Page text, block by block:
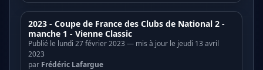
2023 - Coupe de France des Clubs de National 2 -
manche 1 - Vienne Classic
Publié le lundi 27 février 2023 — mis à jour le jeudi 13 avril
2023
par Frédéric Lafargue